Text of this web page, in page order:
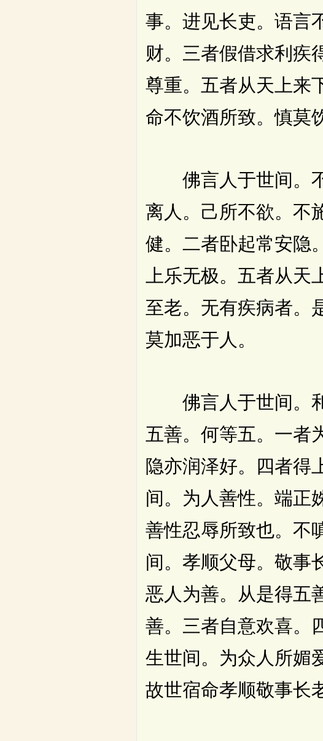
事。进见长吏。语言
财。三者假借求利疾
尊重。五者从天上来
命不饮酒所致。慎莫
佛言人于世间。不
离人。己所不欲。不
健。二者卧起常安隐
上乐无极。五者从
至老。无有疾病者。
莫加恶于人。
佛言人于世间。和
五善。何等五。一者
隐亦润泽好。四者得
间。为人善性。端正
善性忍辱所致也。不
间。孝顺父母。敬事
恶人为善。从是得五
善。三者自意欢喜。
生世间。为众人所媚
故世宿命孝顺敬事长